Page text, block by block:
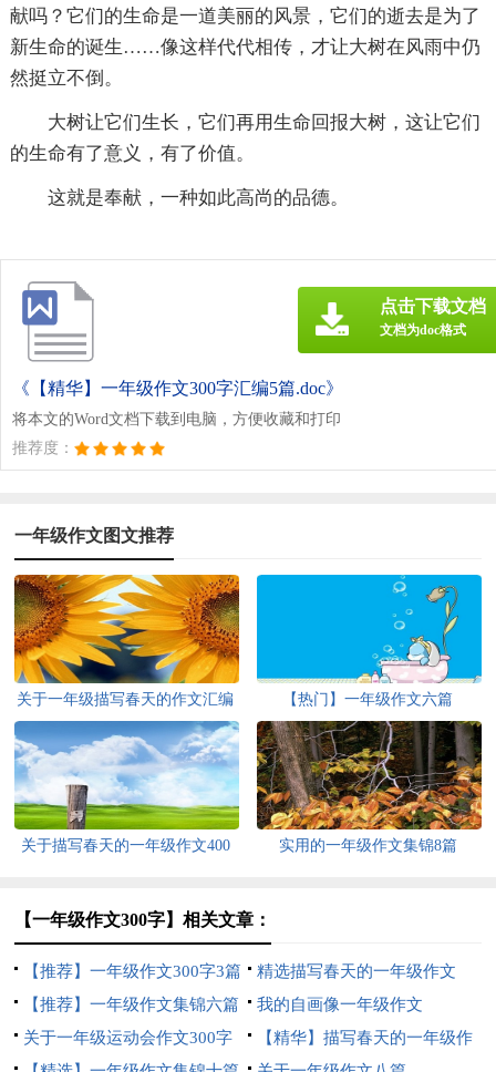
献吗？它们的生命是一道美丽的风景，它们的逝去是为了
新生命的诞生……像这样代代相传，才让大树在风雨中仍
然挺立不倒。
大树让它们生长，它们再用生命回报大树，这让它们
的生命有了意义，有了价值。
这就是奉献，一种如此高尚的品德。
《【精华】一年级作文300字汇编5篇.doc》
将本文的Word文档下载到电脑，方便收藏和打印
推荐度：
点击下载文档
文档为doc格式
一年级作文图文推荐
关于一年级描写春天的作文汇编
5篇
【热门】一年级作文六篇
关于描写春天的一年级作文400
实用的一年级作文集锦8篇
【一年级作文300字】相关文章：
【推荐】一年级作文300字3篇
精选描写春天的一年级作文
400字锦集9篇
【推荐】一年级作文集锦六篇
我的自画像一年级作文
关于一年级运动会作文300字
【精华】描写春天的一年级作